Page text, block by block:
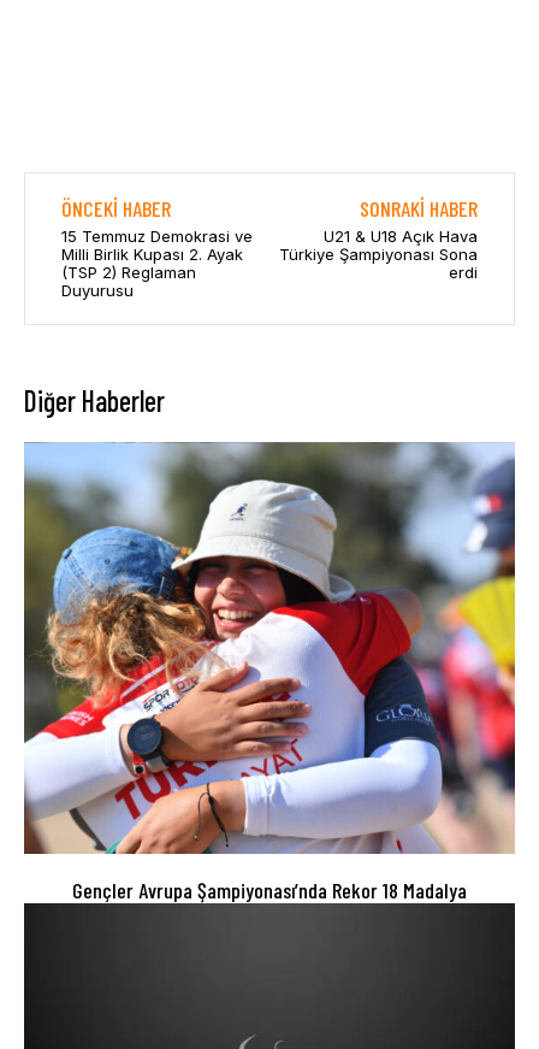
ÖNCEKI HABER
15 Temmuz Demokrasi ve
Milli Birlik Kupası 2. Ayak
(TSP 2) Reglaman
Duyurusu
SONRAKI HABER
U21 & U18 Açık Hava
Türkiye Şampiyonası Sona
erdi
Diğer Haberler
Gençler Avrupa Şampiyonası’nda Rekor 18 Madalya